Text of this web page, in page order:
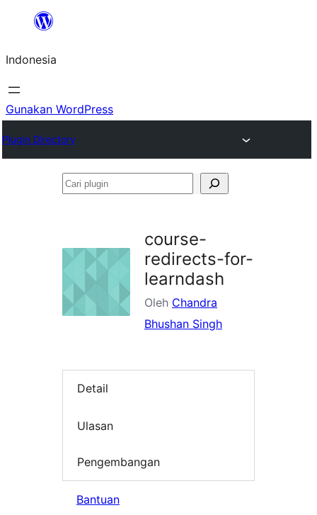
Lewati
konten
Indonesia
Gunakan WordPress
Plugin Directory
Cari
course-
redirects-for-
learndash
Oleh Chandra
Bhushan Singh
Detail
Ulasan
Pengembangan
Bantuan